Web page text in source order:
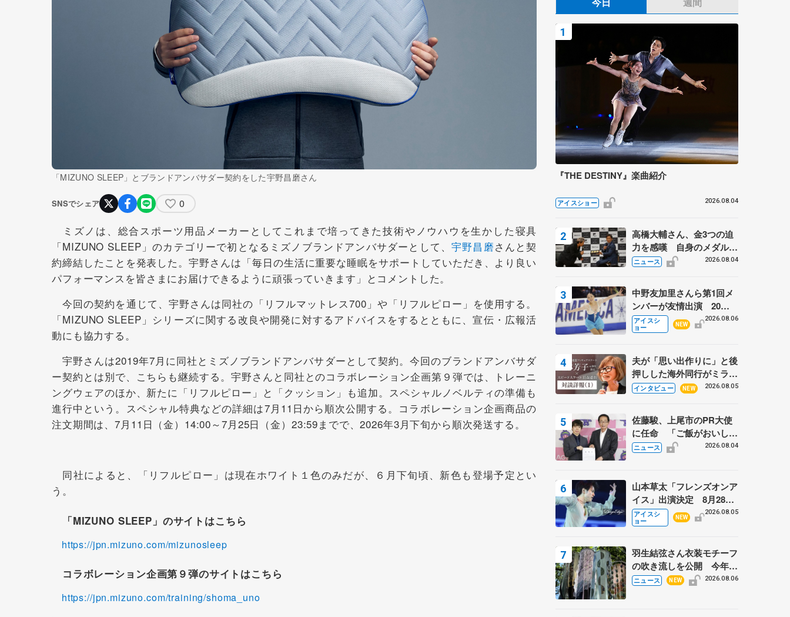
「MIZUNO SLEEP」とブランドアンバサダー契約をした宇野昌磨さん
SNSでシェア 0
ミズノは、総合スポーツ用品メーカーとしてこれまで培ってきた技術やノウハウを生かした寝具
「MIZUNO SLEEP」のカテゴリーで初となるミズノブランドアンバサダーとして、宇野昌磨さんと契
約締結したことを発表した。宇野さんは「毎日の生活に重要な睡眠をサポートしていただき、より良い
パフォーマンスを皆さまにお届けできるように頑張っていきます」とコメントした。
今回の契約を通じて、宇野さんは同社の「リフルマットレス700」や「リフルピロー」を使用する。
「MIZUNO SLEEP」シリーズに関する改良や開発に対するアドバイスをするとともに、宣伝・広報活
動にも協力する。
宇野さんは2019年7月に同社とミズノブランドアンバサダーとして契約。今回のブランドアンバサダ
ー契約とは別で、こちらも継続する。宇野さんと同社とのコラボレーション企画第９弾では、トレーニ
ングウェアのほか、新たに「リフルピロー」と「クッション」も追加。スペシャルノベルティの準備も
進行中という。スペシャル特典などの詳細は7月11日から順次公開する。コラボレーション企画商品の
注文期間は、7月11日（金）14:00～7月25日（金）23:59までで、2026年3月下旬から順次発送する。
同社によると、「リフルピロー」は現在ホワイト１色のみだが、６月下旬頃、新色も登場予定とい
う。
「MIZUNO SLEEP」のサイトはこちら
https://jpn.mizuno.com/mizunosleep
コラボレーション企画第９弾のサイトはこちら
https://jpn.mizuno.com/training/shoma_uno
『THE DESTINY』楽曲紹介
アイスショー 2026.08.04
高橋大輔さん、金3つの迫
力を感嘆 自身のメダルは
「どちらに？」 〝リス兄
野村忠宏さんと対談
ニュース 2026.08.04
中野友加里さんら第1回メ
ンバーが友情出演 20周
年の「フレンズオンアイ
ス」 宮本賢二さん、有川
アイスシ
ョー
NEW
2026.08.06
夫が「思い出作りに」と後
押しした海外同行がミラノ
まで… 繁華街のリンクで
に 小林芳子さんが振り返
るスケート人生
インタビュー NEW 2026.08.05
佐藤駿、上尾市のPR大使
に任命 「ご飯がおいし
く、住みやすいのが魅力」
ニュース 2026.08.04
山本草太「フレンズオンア
イス」出演決定 8月28日
（金）2公演のみ 荒川静
香さんプロデュース、20
アイスシ
ョー
NEW
2026.08.05
羽生結弦さん衣装モチーフ
の吹き流しを公開 今年は
「春よ、来い」、仙台の瑞
ニュース NEW 2026.08.06